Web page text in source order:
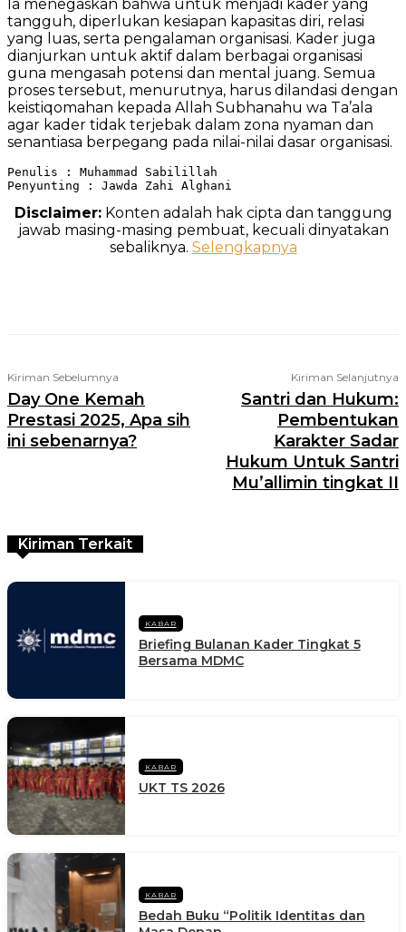
Ia menegaskan bahwa untuk menjadi kader yang
tangguh, diperlukan kesiapan kapasitas diri, relasi
yang luas, serta pengalaman organisasi. Kader juga
dianjurkan untuk aktif dalam berbagai organisasi
guna mengasah potensi dan mental juang. Semua
proses tersebut, menurutnya, harus dilandasi dengan
keistiqomahan kepada Allah Subhanahu wa Ta’ala
agar kader tidak terjebak dalam zona nyaman dan
senantiasa berpegang pada nilai-nilai dasar organisasi.
Penulis : Muhammad Sabilillah
Penyunting : Jawda Zahi Alghani
Disclaimer:Konten adalah hak cipta dan tanggung
jawab masing-masing pembuat, kecuali dinyatakan
sebaliknya. Selengkapnya
Kiriman Sebelumnya
Day One Kemah
Prestasi 2025, Apa sih
ini sebenarnya?
Kiriman Selanjutnya
Santri dan Hukum:
Pembentukan
Karakter Sadar
Hukum Untuk Santri
Mu’allimin tingkat II
Kiriman Terkait
KABAR
Briefing Bulanan Kader Tingkat 5
Bersama MDMC
KABAR
UKT TS 2026
KABAR
Bedah Buku “Politik Identitas dan